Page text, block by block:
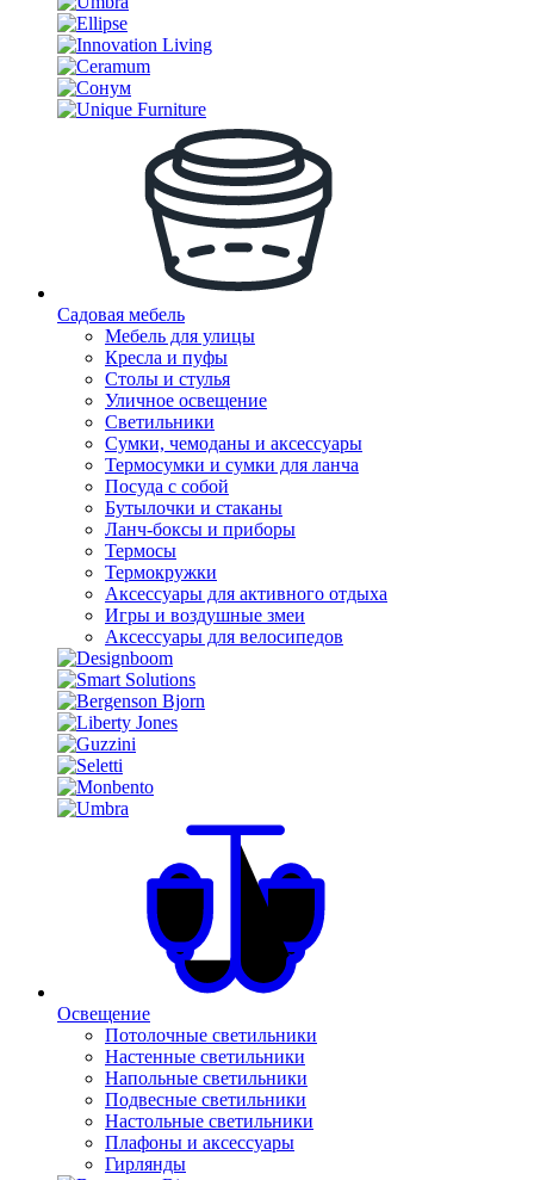
Садовая мебель
Мебель для улицы
Кресла и пуфы
Столы и стулья
Уличное освещение
Светильники
Сумки, чемоданы и аксессуары
Термосумки и сумки для ланча
Посуда с собой
Бутылочки и стаканы
Ланч-боксы и приборы
Термосы
Термокружки
Аксессуары для активного отдыха
Игры и воздушные змеи
Аксессуары для велосипедов
Освещение
Потолочные светильники
Настенные светильники
Напольные светильники
Подвесные светильники
Настольные светильники
Плафоны и аксессуары
Гирлянды